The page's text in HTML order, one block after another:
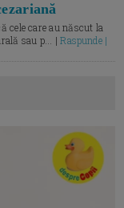
cele care au născut la
sau p... |Raspunde |